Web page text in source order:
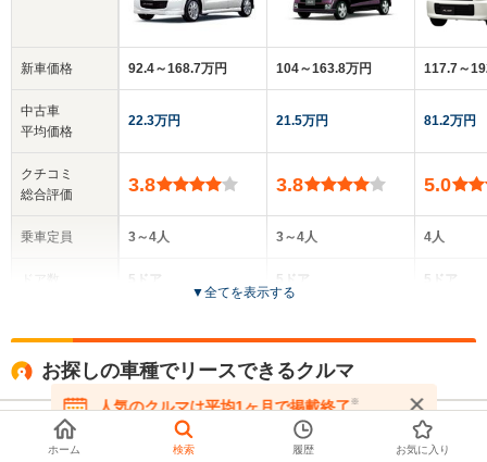
新車価格
中古車
平均価格
クチコミ
総合評価
乗車定員
サイズ
92.4～168.7万円
22.3万円
3.8
3～4人
5ドア
全高
全幅
1.48m
104～163.8万円
21.5万円
3.8
3～4人
5ドア
全高
117.7～
81.2万円
5.0
4人
5ドア
全
▼全てを表示する
お探しの車種でリースできるクルマ
ワゴンR 660 FX 当社展示・試乗車 メーカー保証付
人気のクルマは平均1ヶ月で掲載終了※
在庫が無くなる前にお問い合わせください
ホーム 検索 履歴 お気に入り